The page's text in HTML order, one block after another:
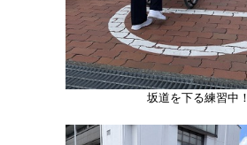
坂道を下る練習中！